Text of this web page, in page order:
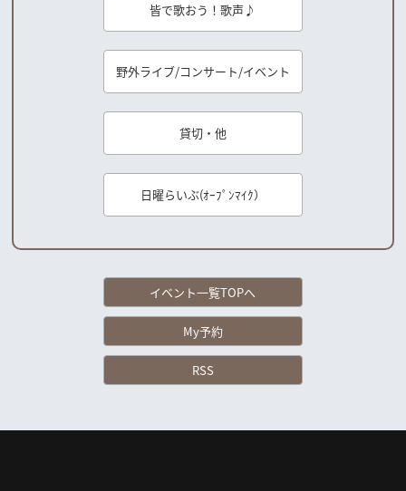
皆で歌おう！歌声♪
野外ライブ/コンサート/イベント
貸切・他
日曜らいぶ(ｵｰﾌﾟﾝﾏｲｸ）
イベント一覧TOPへ
My予約
RSS